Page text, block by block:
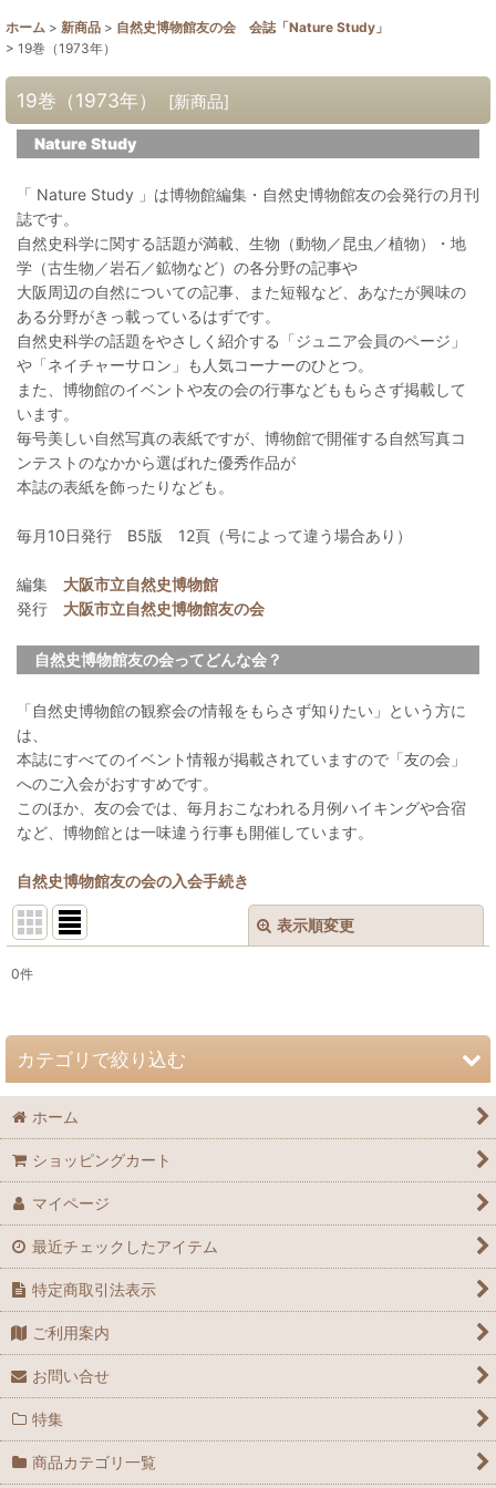
ホーム > 新商品 > 自然史博物館友の会 会誌「Nature Study」
> 19巻（1973年）
19巻（1973年） [新商品]
Nature Study
「 Nature Study 」は博物館編集・自然史博物館友の会発行の月刊
誌です。
自然史科学に関する話題が満載、生物（動物／昆虫／植物）・地
学（古生物／岩石／鉱物など）の各分野の記事や
大阪周辺の自然についての記事、また短報など、あなたが興味の
ある分野がきっ載っているはずです。
自然史科学の話題をやさしく紹介する「ジュニア会員のページ」
や「ネイチャーサロン」も人気コーナーのひとつ。
また、博物館のイベントや友の会の行事などももらさず掲載して
います。
毎号美しい自然写真の表紙ですが、博物館で開催する自然写真コ
ンテストのなかから選ばれた優秀作品が
本誌の表紙を飾ったりなども。
毎月10日発行 B5版 12頁（号によって違う場合あり）
編集 大阪市立自然史博物館
発行 大阪市立自然史博物館友の会
自然史博物館友の会ってどんな会？
「自然史博物館の観察会の情報をもらさず知りたい」という方に
は、
本誌にすべてのイベント情報が掲載されていますので「友の会」
へのご入会がおすすめです。
このほか、友の会では、毎月おこなわれる月例ハイキングや合宿
など、博物館とは一味違う行事も開催しています。
自然史博物館友の会の入会手続き
表示順変更
並び順 :
0件
カテゴリで絞り込む
自然史博物館友の会 会誌「Nature Study」 (全商品)
72巻（2026年）
71巻（2025年）
69巻（2023年）
68巻（2022年）
66巻（2020年）
ホーム
ショッピングカート
マイページ
最近チェックしたアイテム
特定商取引法表示
ご利用案内
お問い合せ
特集
商品カテゴリ一覧